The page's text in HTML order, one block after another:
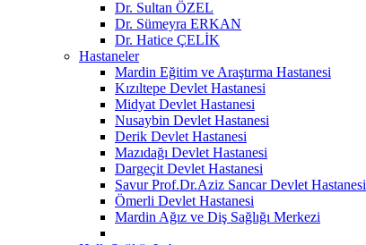
Dr. Sultan ÖZEL
Dr. Sümeyra ERKAN
Dr. Hatice ÇELİK
Hastaneler
Mardin Eğitim ve Araştırma Hastanesi
Kızıltepe Devlet Hastanesi
Midyat Devlet Hastanesi
Nusaybin Devlet Hastanesi
Derik Devlet Hastanesi
Mazıdağı Devlet Hastanesi
Dargeçit Devlet Hastanesi
Savur Prof.Dr.Aziz Sancar Devlet Hastanesi
Ömerli Devlet Hastanesi
Mardin Ağız ve Diş Sağlığı Merkezi